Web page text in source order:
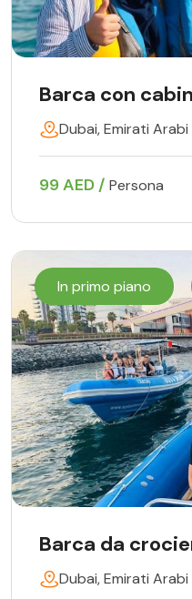
Barca con
Dubai, Emirati Arabi
99 AED / Persona
In primo piano
Barca da
Dubai, Emirati Arabi